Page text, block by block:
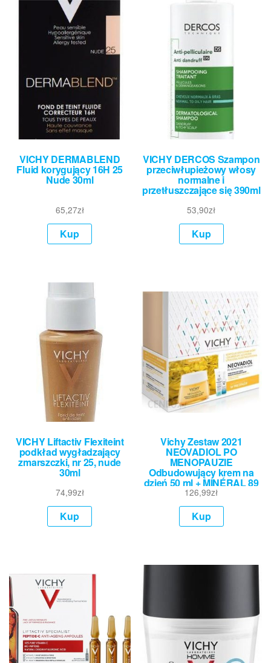
VICHY DERMABLEND
Fluid korygujący 16H 25
Nude 30ml
65,27zł
Kup
VICHY DERCOS Szampon
przeciwłupieżowy włosy
normalne i
przetłuszczające się 390ml
53,90zł
Kup
VICHY Liftactiv Flexiteint
podkład wygładzający
zmarszczki, nr 25, nude
30ml
74,99zł
Kup
Vichy Zestaw 2021
NEOVADIOL PO
MENOPAUZIE
Odbudowujący krem na
dzień 50 ml + MINÉRAL 89
Booster 10 ml + URETÉ
THERMALE 3w1, 100 ml
126,99zł
Kup